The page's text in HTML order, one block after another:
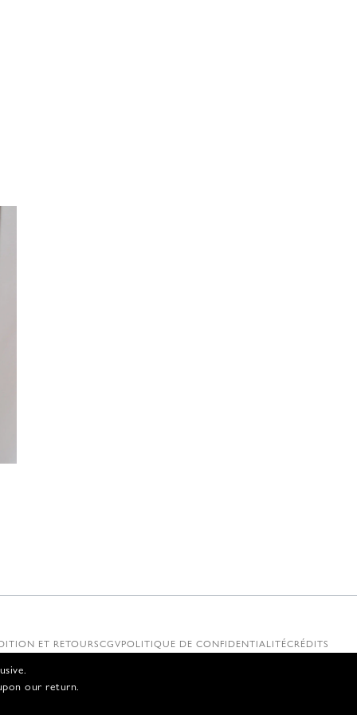
our return.
ET RETOURSCGVPOLITIQUE DE CONFIDENTIALITÉCRÉDITS